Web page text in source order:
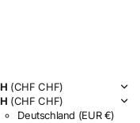
(CHF CHF)
(CHF CHF)
Deutschland (EUR €)